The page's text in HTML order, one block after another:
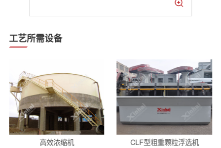
工艺所需设备
高效浓缩机 CLF型粗重颗粒浮选机